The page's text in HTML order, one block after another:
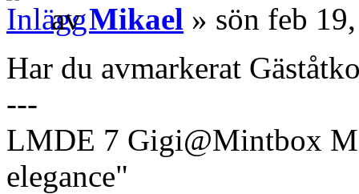
avMikael » sön feb
Har du avmarkerat
---
LMDE 7 Gigi@Mintbox
elegance"